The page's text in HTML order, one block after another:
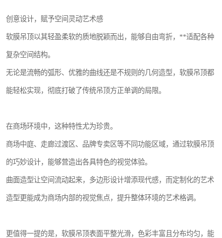
创意设计，赋予空间灵动艺术感
软膜吊顶以其轻盈柔软的质地脱颖而出，能够自由弯折，**适配各种
复杂空间结构。
无论是流畅的弧形、优雅的曲线还是不规则的几何造型，软膜吊顶都
能轻松实现，彻底打破了传统吊顶方正单调的局限。
在商场环境中，这种特性尤为珍贵。
商场中庭、走廊过渡区、品牌专卖区等不同功能区域，通过软膜吊顶
的巧妙设计，能够营造出各具特色的视觉体验。
曲面造型让空间流动起来，多边形设计增添现代感，而定制化的艺术
造型更能成为商场内部的视觉焦点，提升整体环境的艺术格调。
更值得一提的是，软膜吊顶表面平整光滑，色彩丰富且分布均匀，能